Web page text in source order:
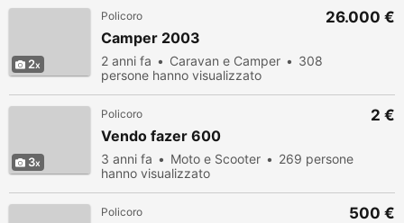
2
Policoro
Camper 2003
2 anni fa Caravan e Camper
308
persone hanno visualizzato
26.000 €
3
Policoro
Vendo fazer 600
3 anni fa Moto e Scooter
269 persone
hanno visualizzato
2 €
Policoro 500 €